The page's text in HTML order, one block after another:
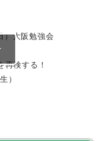
）大阪勉強会
再検する！
）